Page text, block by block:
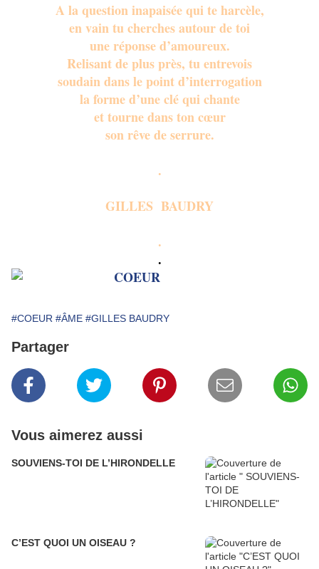
A la question inapaisée qui te harcèle,
en vain tu cherches autour de toi
une réponse d’amoureux.
Relisant de plus près, tu entrevois
soudain dans le point d’interrogation
la forme d’une clé qui chante
et tourne dans ton cœur
son rêve de serrure.
.
GILLES BAUDRY
.
.
#COEUR #ÂME #GILLES BAUDRY
Partager
Vous aimerez aussi
SOUVIENS-TOI DE L’HIRONDELLE
C’EST QUOI UN OISEAU ?